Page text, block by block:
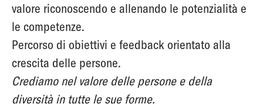
valore riconoscendo e allenando le potenzialità e
le competenze.
Percorso di obiettivi e feedback orientato alla
crescita delle persone.
Crediamo nel valore delle persone e della
diversità in tutte le sue forme.